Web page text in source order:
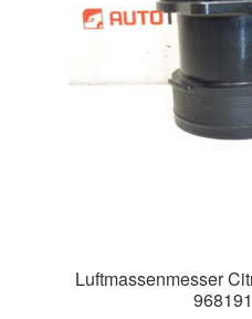
Luftmassenmesser